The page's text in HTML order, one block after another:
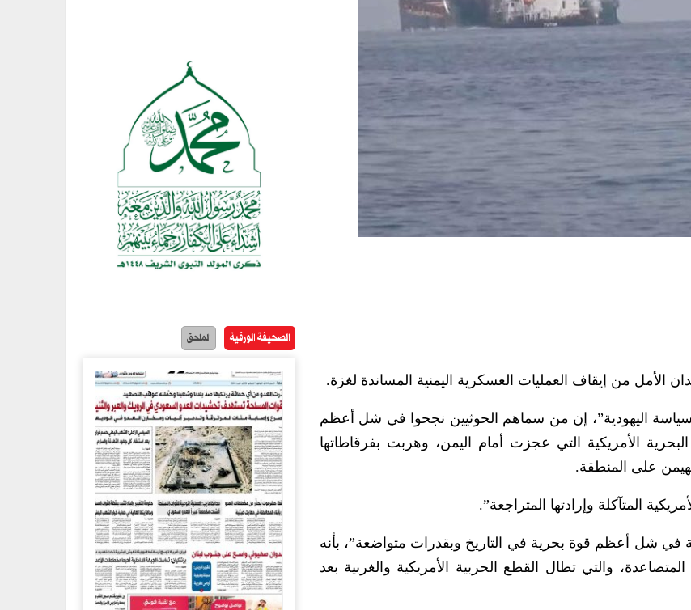
الأمل من إيقاف العمليات العسكرية اليمنية المساندة لغزة.
اليهودية”، إن من سماهم الحوثيين نجحوا في شل أعظم
الأمريكية التي عجزت أمام اليمن، وهربت بفرقاطاتها
على المنطقة.
المتآكلة وإرادتها المتراجعة”.
في شل أعظم قوة بحرية في التاريخ وبقدرات متواضعة”، بأنه
والتي تطال القطع الحربية الأمريكية والغربية بعد
الصحيفة الورقية الملحق